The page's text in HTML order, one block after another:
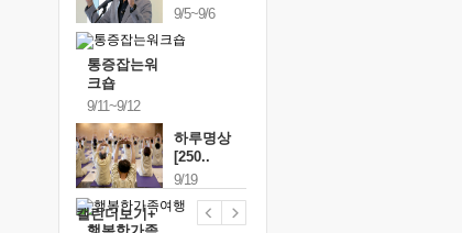
9/5~9/6
통증잡는워
크숍
9/11~9/12
하루명상
[250..
9/19
캘린더보기+